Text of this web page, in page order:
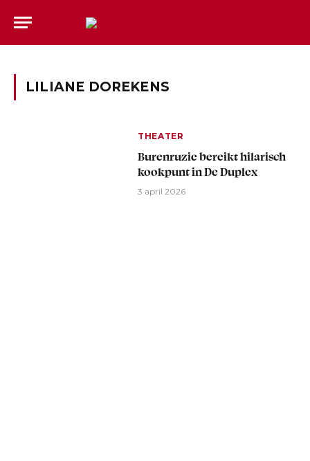
LILIANE DOREKENS
THEATER
Burenruzie bereikt hilarisch
kookpunt in De Duplex
3 april 2026